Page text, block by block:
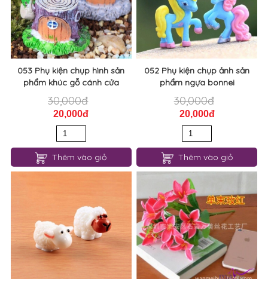
053 Phụ kiện chụp hình sản
phẩm khúc gỗ cánh cửa
30,000đ
20,000đ
Thêm vào giỏ
052 Phụ kiện chụp ảnh sản
phẩm ngựa bonnei
30,000đ
20,000đ
Thêm vào giỏ